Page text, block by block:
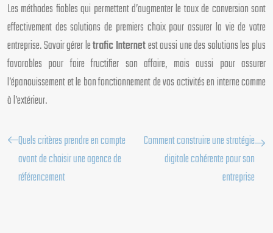
Les méthodes fiables qui permettent d’augmenter le taux de conversion sont
effectivement des solutions de premiers choix pour assurer la vie de votre
entreprise. Savoir gérer letrafic Internetest aussi une des solutions les plus
favorables pour faire fructifier son affaire, mais aussi pour assurer
l’épanouissement et le bon fonctionnement de vos activités en interne comme
à l’extérieur.
Quels critères prendre en compte
avant de choisir une agence de
référencement
Comment construire une stratégie
digitale cohérente pour son
entreprise